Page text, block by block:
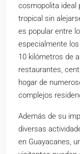
cosmopolita ideal
tropical sin
es popular entre
especialmente
10 kilómetros de
restaurantes,
hogar de
complejos
Además de su
diversas
en Guayacanes,